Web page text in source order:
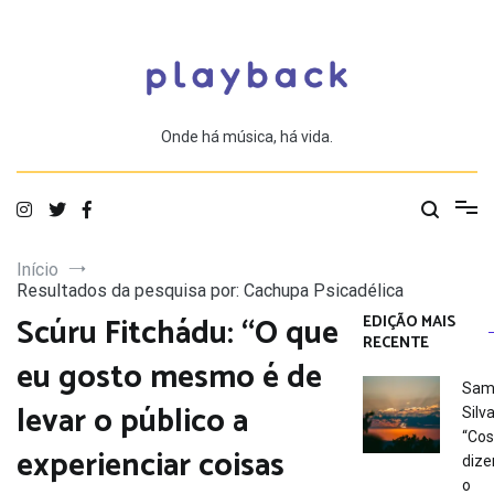
Onde há música, há vida.
Início
Resultados da pesquisa por: Cachupa Psicadélica
Scúru Fitchádu: “O que
eu gosto mesmo é de
levar o público a
experienciar coisas
EDIÇÃO MAIS
RECENTE
o